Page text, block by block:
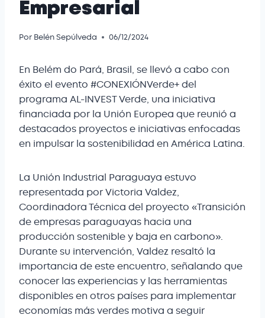
Empresarial
Por Belén Sepúlveda 06/12/2024
En Belém do Pará, Brasil, se llevó a cabo con
éxito el evento #CONEXIÓNVerde+ del
programa AL-INVEST Verde, una iniciativa
financiada por la Unión Europea que reunió a
destacados proyectos e iniciativas enfocadas
en impulsar la sostenibilidad en América Latina.
La Unión Industrial Paraguaya estuvo
representada por Victoria Valdez,
Coordinadora Técnica del proyecto «Transición
de empresas paraguayas hacia una
producción sostenible y baja en carbono».
Durante su intervención, Valdez resaltó la
importancia de este encuentro, señalando que
conocer las experiencias y las herramientas
disponibles en otros países para implementar
economías más verdes motiva a seguir